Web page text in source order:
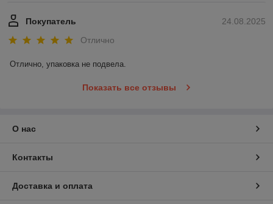
24.08.2025
Покупатель
Отлично
Отлично, упаковка не подвела.
Показать все отзывы
О нас
Контакты
Доставка и оплата